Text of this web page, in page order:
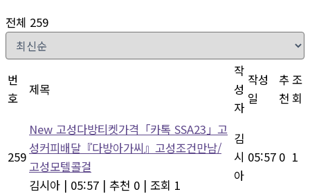
전체 259
번
호
제목
작
성
자
작성
일
추
천
조
회
259
New 고성다방티켓가격「카톡 SSA23」고
성커피배달『다방아가씨』고성조건만남/
고성모텔콜걸
김시아 | 05:57 | 추천 0 | 조회 1
김
시
아
05:57 0 1